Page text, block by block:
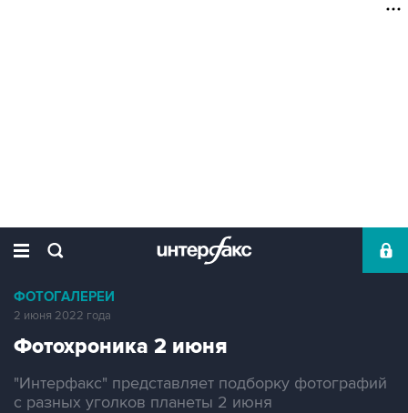
ФОТОГАЛЕРЕИ
2 июня 2022 года
Фотохроника 2 июня
"Интерфакс" представляет подборку фотографий
с разных уголков планеты 2 июня